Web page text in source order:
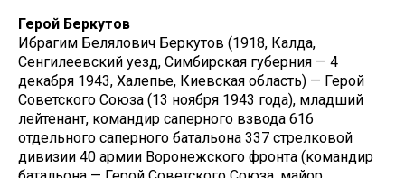
Герой Беркутов
Ибрагим Белялович Беркутов (1918, Калда,
Сенгилеевский уезд, Симбирская губерния — 4
декабря 1943, Халепье, Киевская область) — Герой
Советского Союза (13 ноября 1943 года), младший
лейтенант, командир саперного взвода 616
отдельного саперного батальона 337 стрелковой
дивизии 40 армии Воронежского фронта (командир